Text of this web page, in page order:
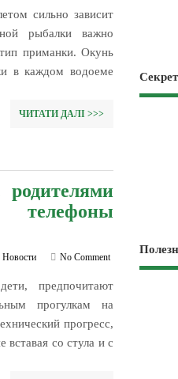
сильно зависит
рыбалки важно
приманки. Окунь
в каждом водоеме
ЧИТАТИ ДАЛІ >>>
Новости No Comment
предпочитают
прогулкам на
прогресс,
вставая со стула и с